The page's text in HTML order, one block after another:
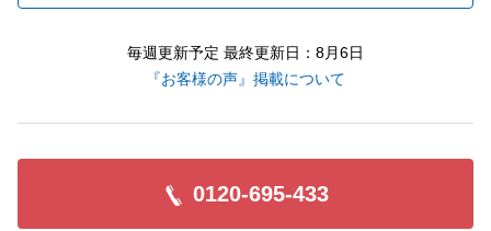
毎週更新予定 最終更新日：8月6日
『お客様の声』掲載について
0120-695-433